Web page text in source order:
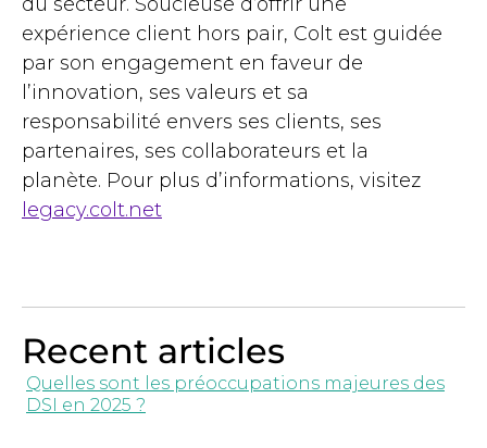
expérience client hors pair, Colt est guidée
par son engagement en faveur de
l’innovation, ses valeurs et sa
responsabilité envers ses clients, ses
partenaires, ses collaborateurs et la
planète. Pour plus d’informations, visitez
legacy.colt.net
Recent articles
Quelles sont les préoccupations majeures des
DSI en 2025 ?